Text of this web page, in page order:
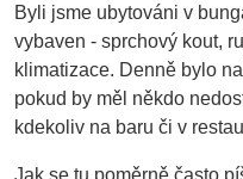
Byli jsme ubytováni v
vybaven - sprchový kout,
klimatizace. Denně bylo
pokud by měl někdo
kdekoliv na baru či v
Jak se tu poměrně často